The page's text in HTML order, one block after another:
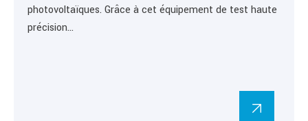
photovoltaïques. Grâce à cet équipement de test haute
précision…